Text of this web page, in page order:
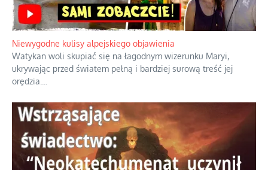
Niewygodne kulisy alpejskiego objawienia
Watykan woli skupiać się na łagodnym wizerunku Maryi,
ukrywając przed światem pełną i bardziej surową treść jej
orędzia.